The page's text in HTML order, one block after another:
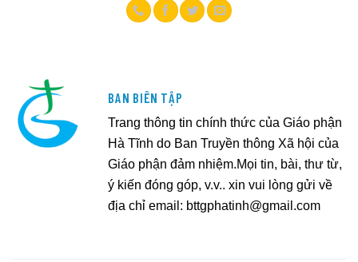
BAN BIÊN TẬP
Trang thông tin chính thức của Giáo phận
Hà Tĩnh do Ban Truyền thông Xã hội của
Giáo phận đảm nhiệm.Mọi tin, bài, thư từ,
ý kiến đóng góp, v.v.. xin vui lòng gửi về
địa chỉ email: bttgphatinh@gmail.com